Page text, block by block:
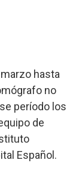
hasta
no
período los
de
Español.